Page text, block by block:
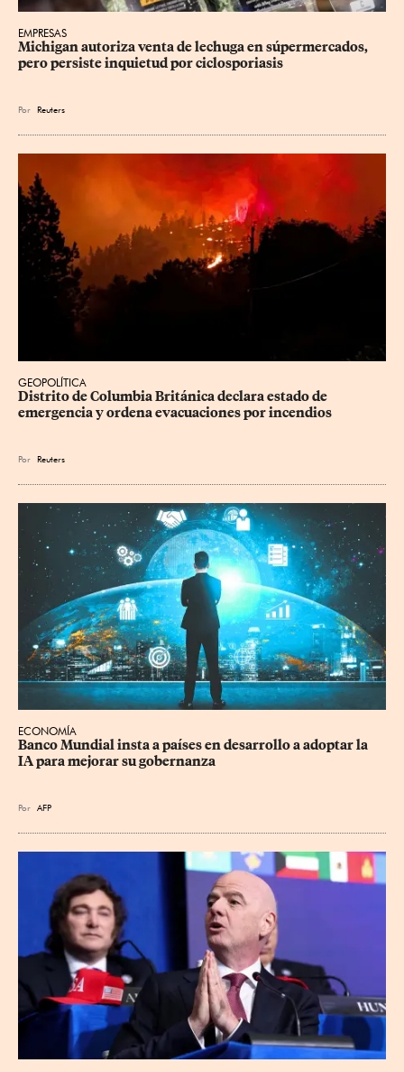
EMPRESAS
Michigan autoriza venta de lechuga en súpermercados,
pero persiste inquietud por ciclosporiasis
Por Reuters
GEOPOLÍTICA
Distrito de Columbia Británica declara estado de
emergencia y ordena evacuaciones por incendios
Por Reuters
ECONOMÍA
Banco Mundial insta a países en desarrollo a adoptar la
IA para mejorar su gobernanza
Por AFP